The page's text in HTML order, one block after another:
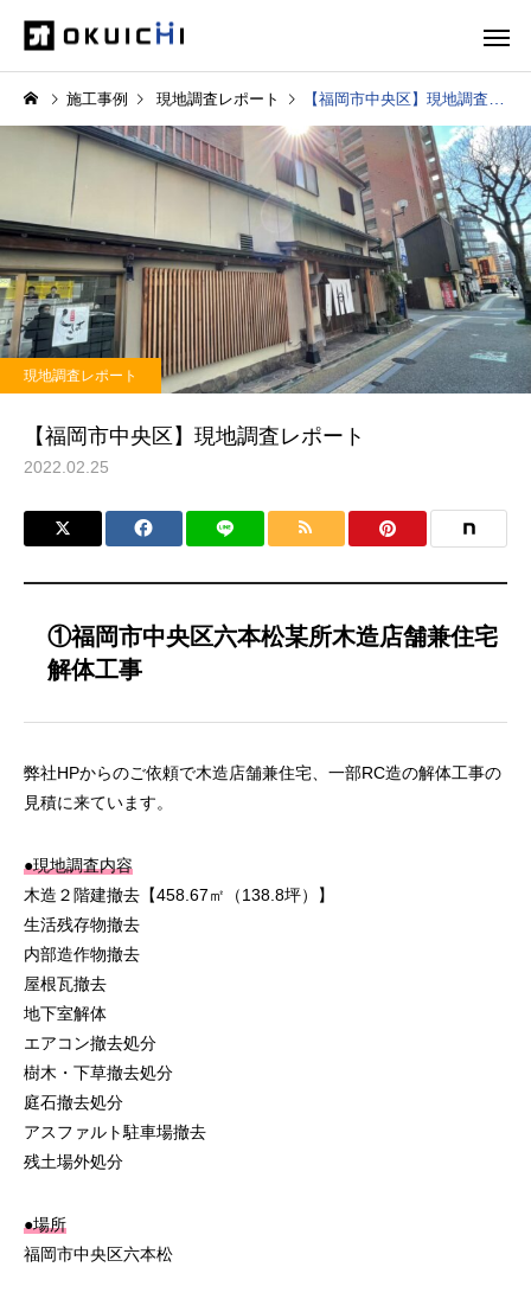
施工事例 現地調査レポート 【福岡市中央区】現地調査レポート
現地調査レポート
【福岡市中央区】現地調査レポート
2022.02.25
①福岡市中央区六本松某所木造店舗兼住宅
解体工事
弊社HPからのご依頼で木造店舗兼住宅、一部RC造の解体工事の
見積に来ています。
●現地調査内容
木造２階建撤去【458.67㎡（138.8坪）】
生活残存物撤去
内部造作物撤去
屋根瓦撤去
地下室解体
エアコン撤去処分
樹木・下草撤去処分
庭石撤去処分
アスファルト駐車場撤去
残土場外処分
●場所
福岡市中央区六本松